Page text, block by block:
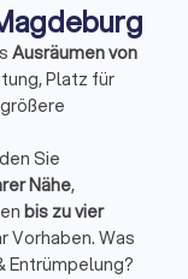
Ausräumen von
Platz für
Sie
Nähe,
bis zu vier
Vorhaben. Was
Entrümpelung?